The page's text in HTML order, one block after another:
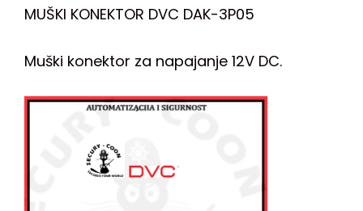
MUŠKI KONEKTOR DVC DAK-3P05
Muški konektor za napajanje 12V DC.